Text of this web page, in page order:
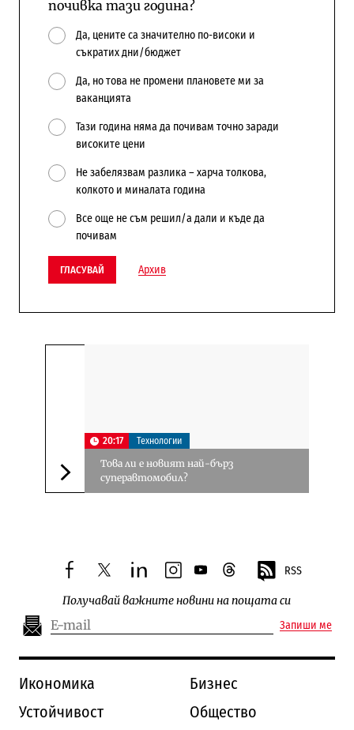
почивка тази година?
Да, цените са значително по-високи и
съкратих дни/бюджет
Да, но това не промени плановете ми за
ваканцията
Тази година няма да почивам точно заради
високите цени
Не забелязвам разлика – харча толкова,
колкото и миналата година
Все още не съм решил/а дали и къде да
почивам
ГЛАСУВАЙ Архив
Следваща новина
20:17 Технологии
Това ли е новият най-бърз
суперавтомобил?
facebooktwitterlinkedininstagram
youtubethreads RSS
Получавай важните новини на пощата си
Запиши ме
Икономика
Бизнес
Устойчивост
Общество